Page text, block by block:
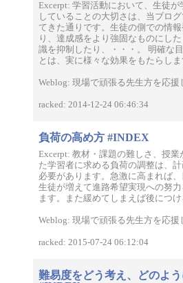
Excerpt: 学習活動において、生徒
していることの大切さは、当ブロ
てきた通りです。生徒の側での情
り、達成感をより強固なものにし
識を抑制したり、・・・。 明確な
とは、実に様々な効果をもたらしま
Weblog: 現場で頑張る先生方を応援
racked: 2014-12-24 06:46:34
負荷の高め方 #INDEX
Excerpt: 教材・課題の難しさ、授業
た学習者に求める負荷の調整は、
必要があります。急激に高まれば
生徒が増えて進路希望実現への努
ます。また緩めてしまえば後につけ
Weblog: 現場で頑張る先生方を応援
racked: 2015-07-24 06:12:04
難易度をどう考え、どのよ